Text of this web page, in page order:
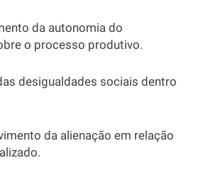
da autonomia do
o processo produtivo.
desigualdades sociais dentro
da alienação em relação